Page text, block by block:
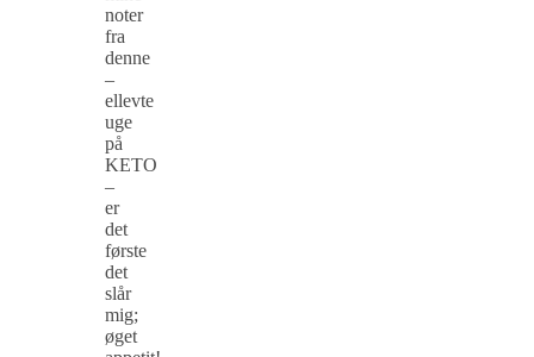
noter
fra
denne
–
ellevte
uge
på
KETO
–
er
det
første
det
slår
mig;
øget